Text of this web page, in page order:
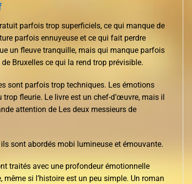
parfois trop superficiels, ce qui manque de
parfois ennuyeuse et ce qui fait perdre
un fleuve tranquille, mais qui manque parfois
Bruxelles ce qui la rend trop prévisible.
sont parfois trop techniques. Les émotions
fleurie. Le livre est un chef-d’œuvre, mais il
attention de Les deux messieurs de
sont abordés mobi lumineuse et émouvante.
traités avec une profondeur émotionnelle
si l’histoire est un peu simple. Un roman